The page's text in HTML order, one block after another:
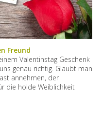
Freund
Valentinstag Geschenk
genau richtig. Glaubt man
annehmen, der
die holde Weiblichkeit